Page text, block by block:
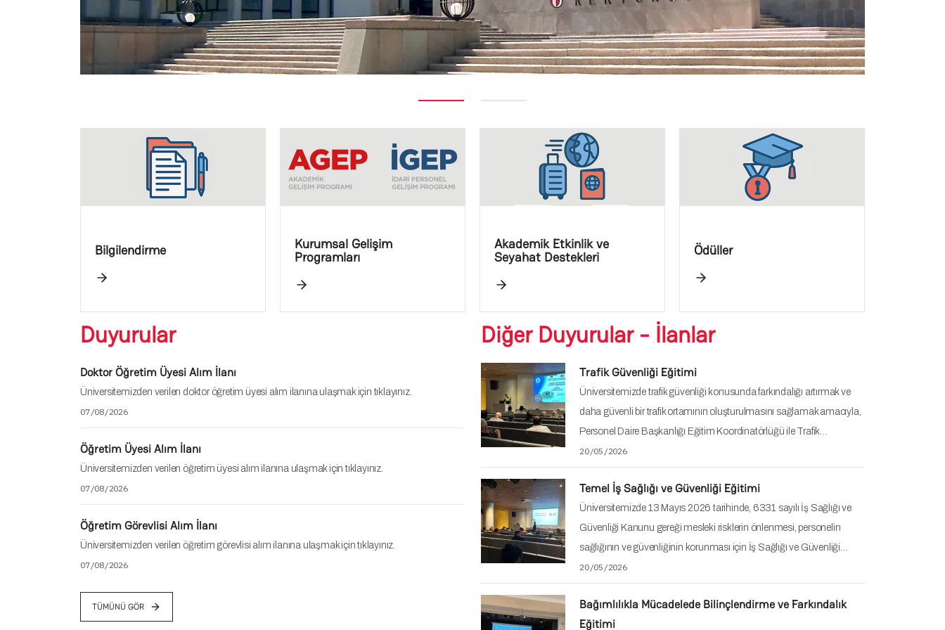
Bilgilendirme
Kurumsal Gelişim
Programları
Akademik Etkinlik ve
Seyahat Destekleri
Ödüller
Duyurular
Doktor Öğretim Üyesi Alım İlanı
Üniversitemizden verilen doktor öğretim üyesi alım ilanına ulaşmak için tıklayınız.
07/08/2026
Öğretim Üyesi Alım İlanı
Üniversitemizden verilen öğretim üyesi alım ilanına ulaşmak için tıklayınız.
07/08/2026
Öğretim Görevlisi Alım İlanı
Üniversitemizden verilen öğretim görevlisi alım ilanına ulaşmak için tıklayınız.
07/08/2026
TÜMÜNÜ GÖR
Diğer Duyurular - İlanlar
Trafik Güvenliği Eğitimi
Üniversitemizde trafik güvenliği konusunda farkındalığı artırmak ve
daha güvenli bir trafik ortamının oluşturulmasını sağlamak amacıyla,
Personel Daire Başkanlığı Eğitim Koordinatörlüğü ile Trafik…
20/05/2026
Temel İş Sağlığı ve Güvenliği Eğitimi
Üniversitemizde 13 Mayıs 2026 tarihinde, 6331 sayılı İş Sağlığı ve
Güvenliği Kanunu gereği mesleki risklerin önlenmesi, personelin
sağlığının ve güvenliğinin korunması için İş Sağlığı ve Güvenliği…
20/05/2026
Bağımlılıkla Mücadelede Bilinçlendirme ve Farkındalık
Eğitimi